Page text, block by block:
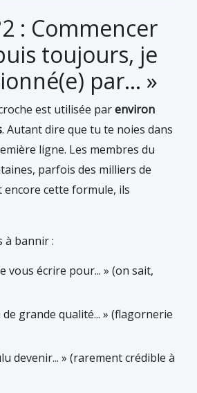
: Commencer
toujours, je
par... »
est utilisée parenviron
. Autant dire que tu te noies dans
ligne. Les membres du
parfois des milliers de
encore cette formule, ils
à bannir :
vous écrire pour... » (on sait,
grande qualité... » (flagornerie
devenir... » (rarement crédible à